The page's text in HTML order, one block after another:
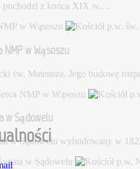
pochodzi z końca XIX w.…
NMP w Wąsoszu
św. Mateusza. Jego budowę
w Sądowelu
w Sądowelu wybudowany w